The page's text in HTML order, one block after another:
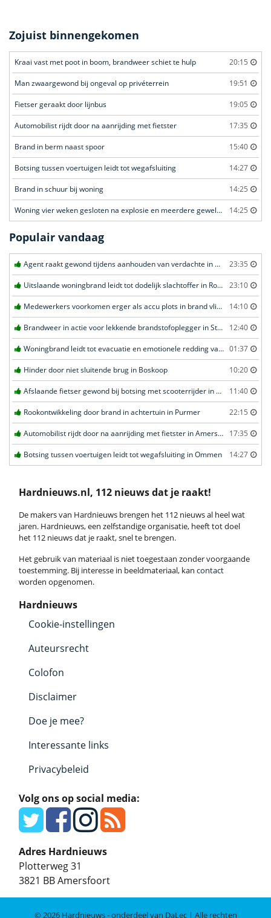
Zojuist binnengekomen
Kraai vast met poot in boom, brandweer schiet te hulp 20:15
Man zwaargewond bij ongeval op privéterrein 19:51
Fietser geraakt door lijnbus 19:05
Automobilist rijdt door na aanrijding met fietster 17:35
Brand in berm naast spoor 15:40
Botsing tussen voertuigen leidt tot wegafsluiting 14:27
Brand in schuur bij woning 14:25
Woning vier weken gesloten na explosie en meerdere geweldsincidenten 14:25
Populair vandaag
Agent raakt gewond tijdens aanhouden van verdachte in Amsterdam 23:35
Uitslaande woningbrand leidt tot dodelijk slachtoffer in Rotterdam 23:10
Medewerkers voorkomen erger als accu plots in brand vliegt in Amersfoort 14:10
Brandweer in actie voor lekkende brandstofoplegger in Stroe 12:40
Woningbrand leidt tot evacuatie en emotionele redding van kat in Amsterdam 01:37
Hinder door niet sluitende brug in Boskoop 10:20
Afslaande fietser gewond bij botsing met scooterrijder in Katwijk 11:40
Rookontwikkeling door brand in achtertuin in Purmer 22:15
Automobilist rijdt door na aanrijding met fietster in Amersfoort 17:35
Botsing tussen voertuigen leidt tot wegafsluiting in Ommen 14:27
Hardnieuws.nl, 112 nieuws dat je raakt!
De makers van Hardnieuws brengen het 112 nieuws al heel wat
jaren. Hardnieuws, een zelfstandige organisatie, heeft tot doel
het 112 nieuws dat je raakt, snel te brengen.
Het gebruik van materiaal is niet toegestaan zonder voorgaande
toestemming. Bij interesse in beeldmateriaal, kan contact
worden opgenomen.
Hardnieuws
Cookie-instellingen
Auteursrecht
Colofon
Disclaimer
Doe je mee?
Interessante links
Privacybeleid
Volg ons op social media:
Adres Hardnieuws
Plotterweg 31
3821 BBAmersfoort
© 2026 Hardnieuws - onderdeel van DaLec | Alle rechten